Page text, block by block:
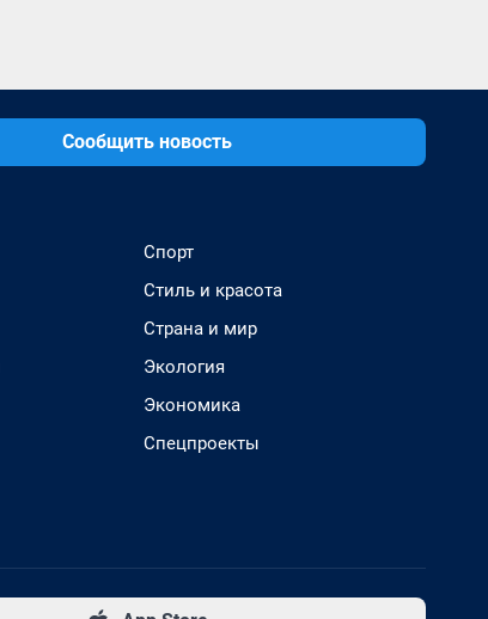
Сообщить новость
Спорт
Стиль и красота
Страна и мир
Экология
Экономика
Спецпроекты